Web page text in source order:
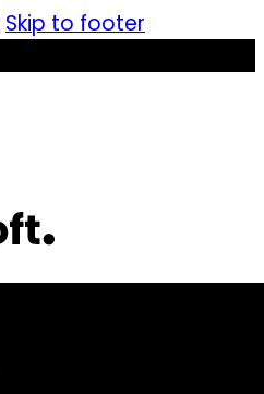
Skip to footer